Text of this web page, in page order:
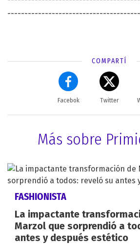
COMPARTÍ
Facebok Twitter
Más sobre
FASHIONISTA
La impactante
Marzol que sorprendió a
antes y después estético